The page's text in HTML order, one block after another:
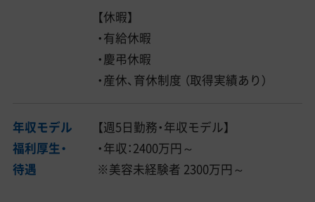
【休暇】
・有給休暇
・慶弔休暇
・産休、育休制度 （取得実績あり）
年収モデル
福利厚生・
待遇
【週5日勤務・年収モデル】
・年収：2400万円～
※美容未経験者 2300万円～